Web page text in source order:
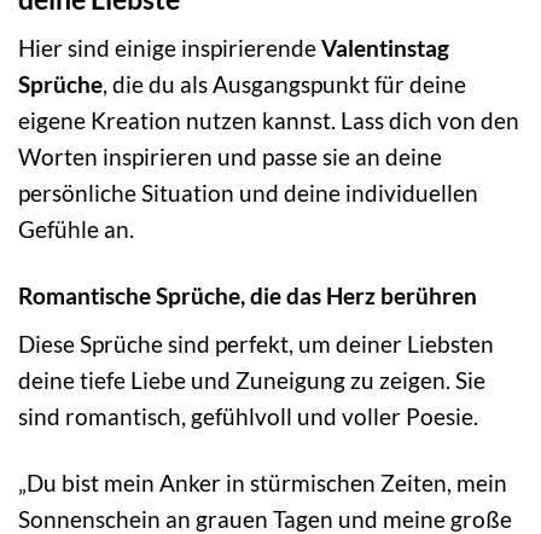
Hier sind einige inspirierendeValentinstag
Sprüche, die du als Ausgangspunkt für deine
eigene Kreation nutzen kannst. Lass dich von den
Worten inspirieren und passe sie an deine
persönliche Situation und deine individuellen
Gefühle an.
Romantische Sprüche, die das Herz berühren
Diese Sprüche sind perfekt, um deiner Liebsten
deine tiefe Liebe und Zuneigung zu zeigen. Sie
sind romantisch, gefühlvoll und voller Poesie.
„Du bist mein Anker in stürmischen Zeiten, mein
Sonnenschein an grauen Tagen und meine große